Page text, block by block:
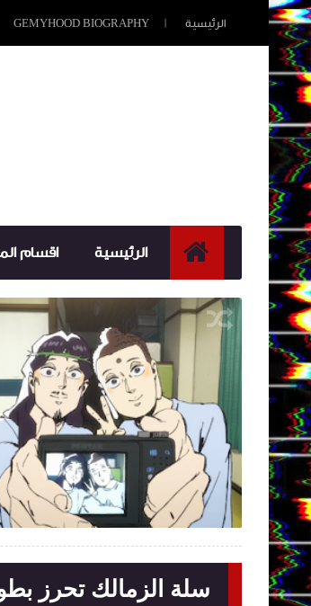
الرئيسية GEMYHOOD BIOGRAPHY
الرئيسية اقسام
فيديو
2015-07-16
Gemyhood

سلة الزمالك تحرز